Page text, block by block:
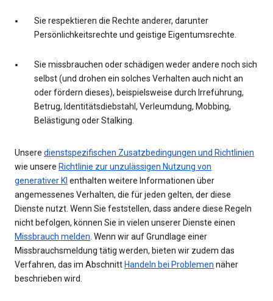
Sie respektieren die Rechte anderer, darunter
Persönlichkeitsrechte und geistige Eigentumsrechte.
Sie missbrauchen oder schädigen weder andere noch sich
selbst (und drohen ein solches Verhalten auch nicht an
oder fördern dieses), beispielsweise durch Irreführung,
Betrug, Identitätsdiebstahl, Verleumdung, Mobbing,
Belästigung oder Stalking.
Unsere dienstspezifischen Zusatzbedingungen und Richtlinien
wie unsere Richtlinie zur unzulässigen Nutzung von
generativer KI enthalten weitere Informationen über
angemessenes Verhalten, die für jeden gelten, der diese
Dienste nutzt. Wenn Sie feststellen, dass andere diese Regeln
nicht befolgen, können Sie in vielen unserer Dienste einen
Missbrauch melden. Wenn wir auf Grundlage einer
Missbrauchsmeldung tätig werden, bieten wir zudem das
Verfahren, das im Abschnitt Handeln bei Problemen näher
beschrieben wird.